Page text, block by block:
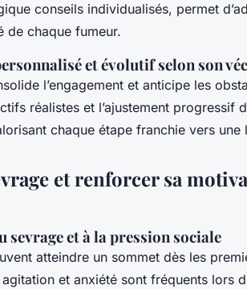
conseils individualisés, permet
de chaque fumeur.
et évolutif selon son
l’engagement et anticipe les
réalistes et l’ajustement progressif
chaque étape franchie vers une
et renforcer sa
sevrage et à la pression sociale
atteindre un sommet dès les
et anxiété sont fréquents lors